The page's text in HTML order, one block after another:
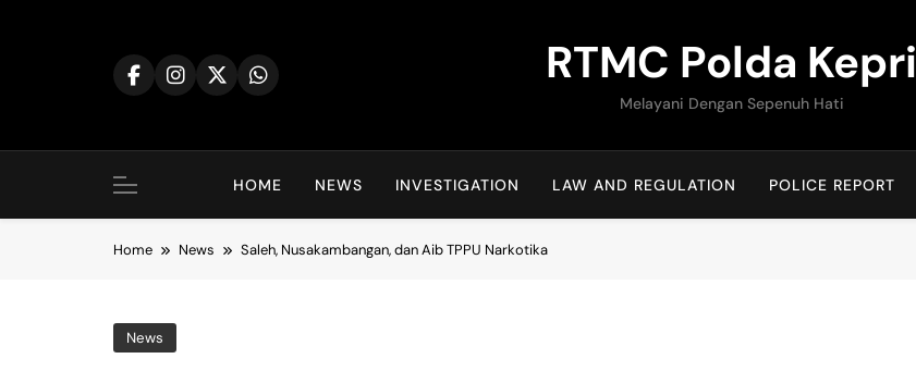
RTMC Polda Kepri
Melayani Dengan Sepenuh Hati
HOME NEWS INVESTIGATION LAW AND REGULATION POLICE REPORT
Home News Saleh, Nusakambangan, dan Aib TPPU Narkotika
News